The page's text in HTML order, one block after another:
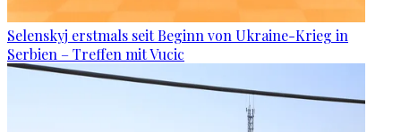
Selenskyj erstmals seit Beginn von Ukraine-Krieg in
Serbien – Treffen mit Vucic